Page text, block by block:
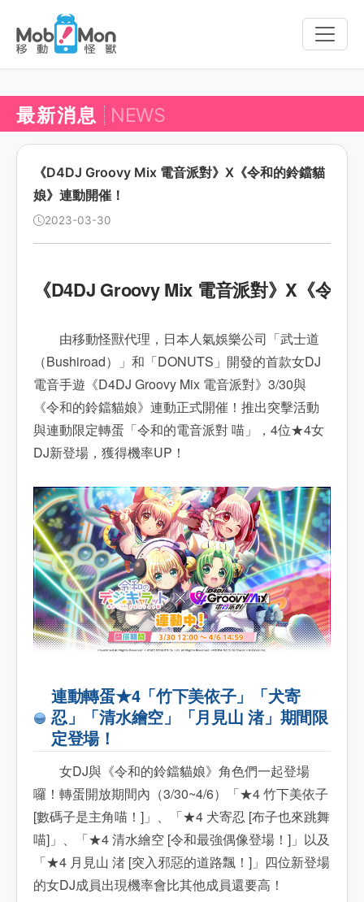
Toggle
最新消息 NEWS
《D4DJ Groovy Mix 電音派對》X《令和的鈴鐺貓
娘》連動開催！
2023-03-30
《D4DJ Groovy Mix 電音派對》X《令和
由移動怪獸代理，日本人氣娛樂公司「武士道
（Bushiroad）」和「DONUTS」開發的首款女DJ
電音手遊《D4DJ Groovy Mix 電音派對》3/30與
《令和的鈴鐺貓娘》連動正式開催！推出突擊活動
與連動限定轉蛋「令和的電音派對 喵」，4位★4女
DJ新登場，獲得機率UP！
連動轉蛋★4「竹下美依子」「犬寄
忍」「清水繪空」「月見山 渚」期間限
定登場！
女DJ與《令和的鈴鐺貓娘》角色們一起登場
囉！轉蛋開放期間內（3/30~4/6）「★4 竹下美依子
[數碼子是主角喵！]」、「★4 犬寄忍 [布子也來跳舞
喵]」、「★4 清水繪空 [令和最強偶像登場！]」以及
「★4 月見山 渚 [突入邪惡的道路飄！]」四位新登場
的女DJ成員出現機率會比其他成員還要高！